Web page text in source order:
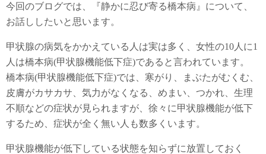
今回のブログでは、『静かに忍び寄る橋本病』について、
お話ししたいと思います。
甲状腺の病気をかかえている人は実は多く、女性の10人に1
人は橋本病(甲状腺機能低下症)であると言われています。
橋本病(甲状腺機能低下症)では、寒がり、まぶたがむくむ、
皮膚がカサカサ、気力がなくなる、めまい、つかれ、生理
不順などの症状が見られますが、徐々に甲状腺機能が低下
するため、症状が全く無い人も数多くいます。
甲状腺機能が低下している状態を知らずに放置しておく